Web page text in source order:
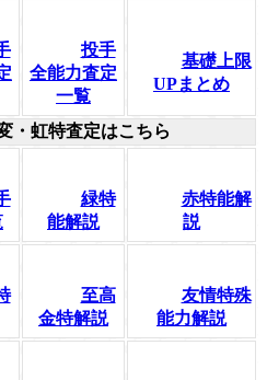
投手
全能力査定
一覧
基礎上限
UPまとめ
・虹特査定はこちら
緑特
能解説
赤特能解
説
至高
金特解説
友情特殊
能力解説